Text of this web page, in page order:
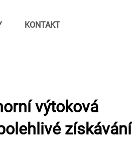
KONTAKT
výtoková
získávání